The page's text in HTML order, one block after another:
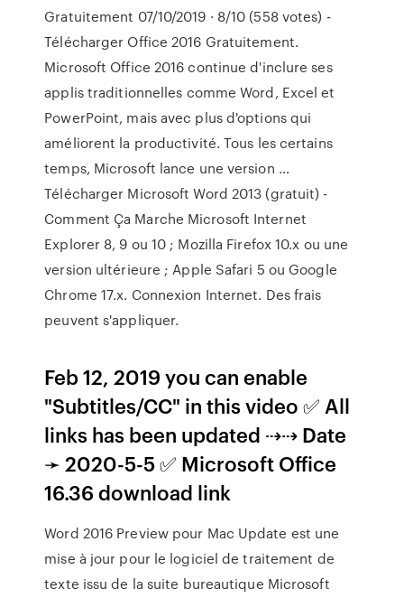
Gratuitement 07/10/2019 · 8/10 (558 votes) -
Télécharger Office 2016 Gratuitement.
Microsoft Office 2016 continue d'inclure ses
applis traditionnelles comme Word, Excel et
PowerPoint, mais avec plus d'options qui
améliorent la productivité. Tous les certains
temps, Microsoft lance une version …
Télécharger Microsoft Word 2013 (gratuit) -
Comment Ça Marche Microsoft Internet
Explorer 8, 9 ou 10 ; Mozilla Firefox 10.x ou une
version ultérieure ; Apple Safari 5 ou Google
Chrome 17.x. Connexion Internet. Des frais
peuvent s'appliquer.
Feb 12, 2019 you can enable
"Subtitles/CC" in this video ✅ All
links has been updated ⇢⇢ Date
➛ 2020-5-5 ✅ Microsoft Office
16.36 download link
Word 2016 Preview pour Mac Update est une
mise à jour pour le logiciel de traitement de
texte issu de la suite bureautique Microsoft